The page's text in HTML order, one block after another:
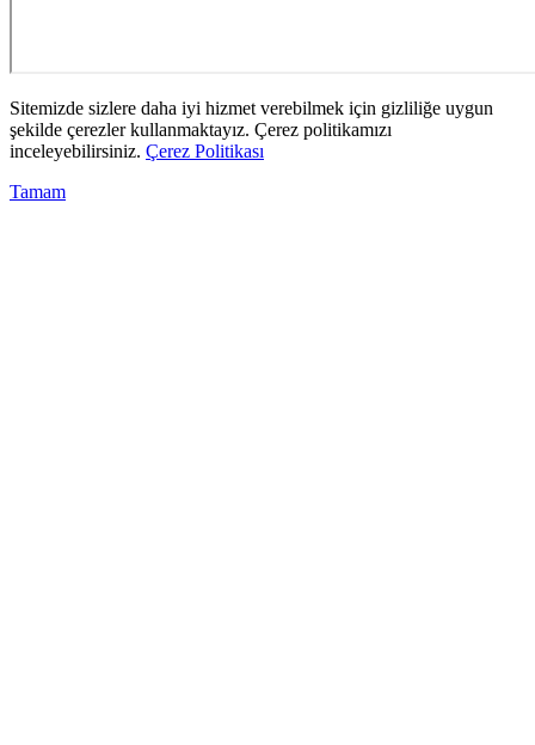
Sitemizde sizlere daha iyi hizmet verebilmek için gizliliğe uygun
şekilde çerezler kullanmaktayız. Çerez politikamızı
inceleyebilirsiniz. Çerez Politikası
Tamam